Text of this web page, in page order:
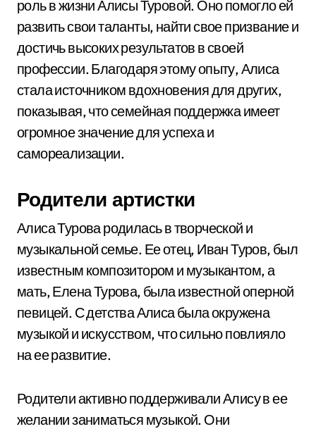
роль в жизни Алисы Туровой. Оно помогло ей
развить свои таланты, найти свое призвание и
достичь высоких результатов в своей
профессии. Благодаря этому опыту, Алиса
стала источником вдохновения для других,
показывая, что семейная поддержка имеет
огромное значение для успеха и
самореализации.
Родители артистки
Алиса Турова родилась в творческой и
музыкальной семье. Ее отец, Иван Туров, был
известным композитором и музыкантом, а
мать, Елена Турова, была известной оперной
певицей. С детства Алиса была окружена
музыкой и искусством, что сильно повлияло
на ее развитие.
Родители активно поддерживали Алису в ее
желании заниматься музыкой. Они